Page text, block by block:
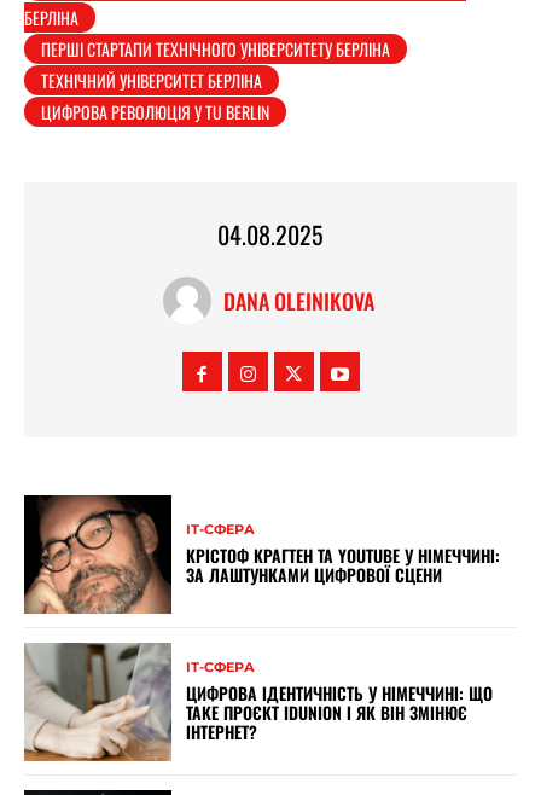
БЕРЛІНА
ПЕРШІ СТАРТАПИ ТЕХНІЧНОГО УНІВЕРСИТЕТУ БЕРЛІНА
ТЕХНІЧНИЙ УНІВЕРСИТЕТ БЕРЛІНА
ЦИФРОВА РЕВОЛЮЦІЯ У TU BERLIN
04.08.2025
DANA OLEINIKOVA
ІТ-СФЕРА
КРІСТОФ КРАГТЕН ТА YOUTUBE У НІМЕЧЧИНІ:
ЗА ЛАШТУНКАМИ ЦИФРОВОЇ СЦЕНИ
ІТ-СФЕРА
ЦИФРОВА ІДЕНТИЧНІСТЬ У НІМЕЧЧИНІ: ЩО
ТАКЕ ПРОЄКТ IDUNION І ЯК ВІН ЗМІНЮЄ
ІНТЕРНЕТ?